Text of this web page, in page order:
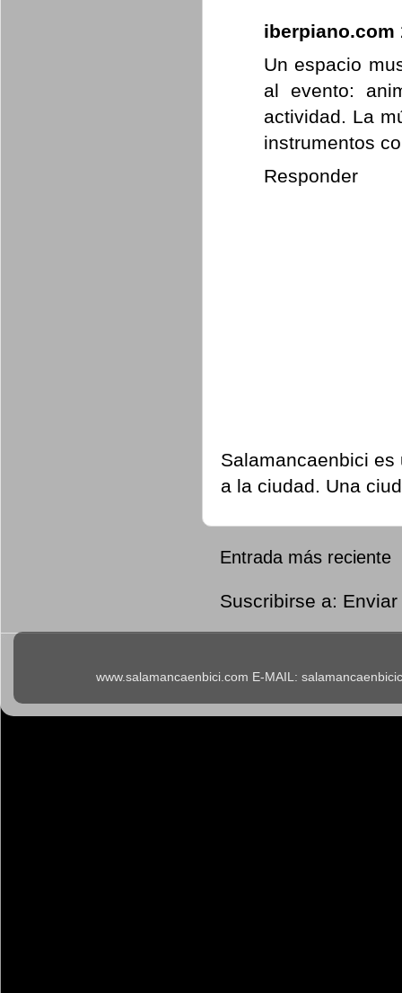
iberpiano.com
Un espacio
al evento:
actividad. La
instrumentos
Responder
Salamancaenbici
a la ciudad. Una
Entrada más reciente
Suscribirse a:
www.salamancaenbici.com E-MAIL: